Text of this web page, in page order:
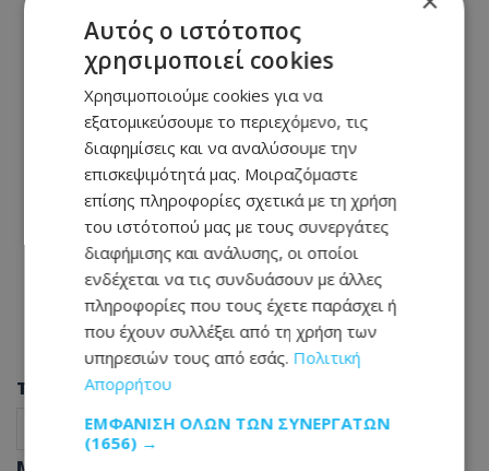
Tags
Διεθνείς Ειδήσεις Likeonline Viral
Μοιράσου αυτό το άρθρο
Αυτός ο ιστότοπος
χρησιμοποιεί cookies
Χρησιμοποιούμε cookies για να
εξατομικεύσουμε το περιεχόμενο, τις
διαφημίσεις και να αναλύσουμε την
επισκεψιμότητά μας. Μοιραζόμαστε
επίσης πληροφορίες σχετικά με τη χρήση
του ιστότοπού μας με τους συνεργάτες
διαφήμισης και ανάλυσης, οι οποίοι
ενδέχεται να τις συνδυάσουν με άλλες
πληροφορίες που τους έχετε παράσχει ή
που έχουν συλλέξει από τη χρήση των
υπηρεσιών τους από εσάς. Πολιτική
Απορρήτου
ΕΜΦΆΝΙΣΗ ΌΛΩΝ ΤΩΝ ΣΥΝΕΡΓΑΤΏΝ
(1656) →